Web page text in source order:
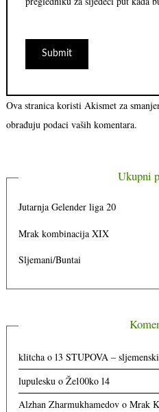
Ova stranica koristi Akismet za
obrađuju podaci vaših komentara.
Ukupni
Jutarnja Gelender liga 20
Mrak kombinacija XIX
Sljemani/Buntai
klitcha o13 STUPOVA –
lupulesku oŽe100ko 14
Alzhan Zharmukhamedov oMrak